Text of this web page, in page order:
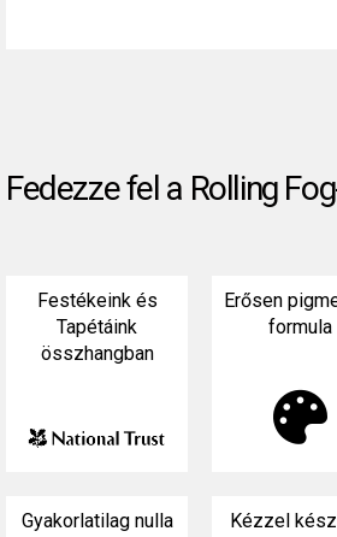
Fedezze fel a Rolling
Festékeink és
Tapétáink
összhangban
Erősen
formula

Kézzel
Gyakorlatilag nulla